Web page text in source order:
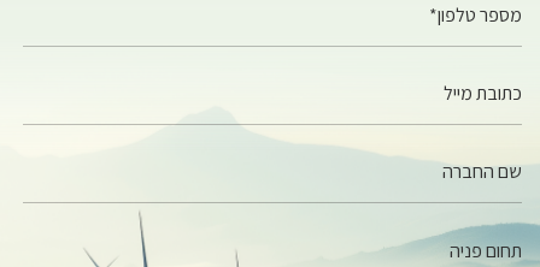
מספר טלפון*
כתובת מייל
שם החברה